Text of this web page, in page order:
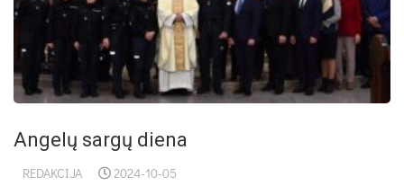
Angelų sargų diena
REDAKCIJA 2024-10-05